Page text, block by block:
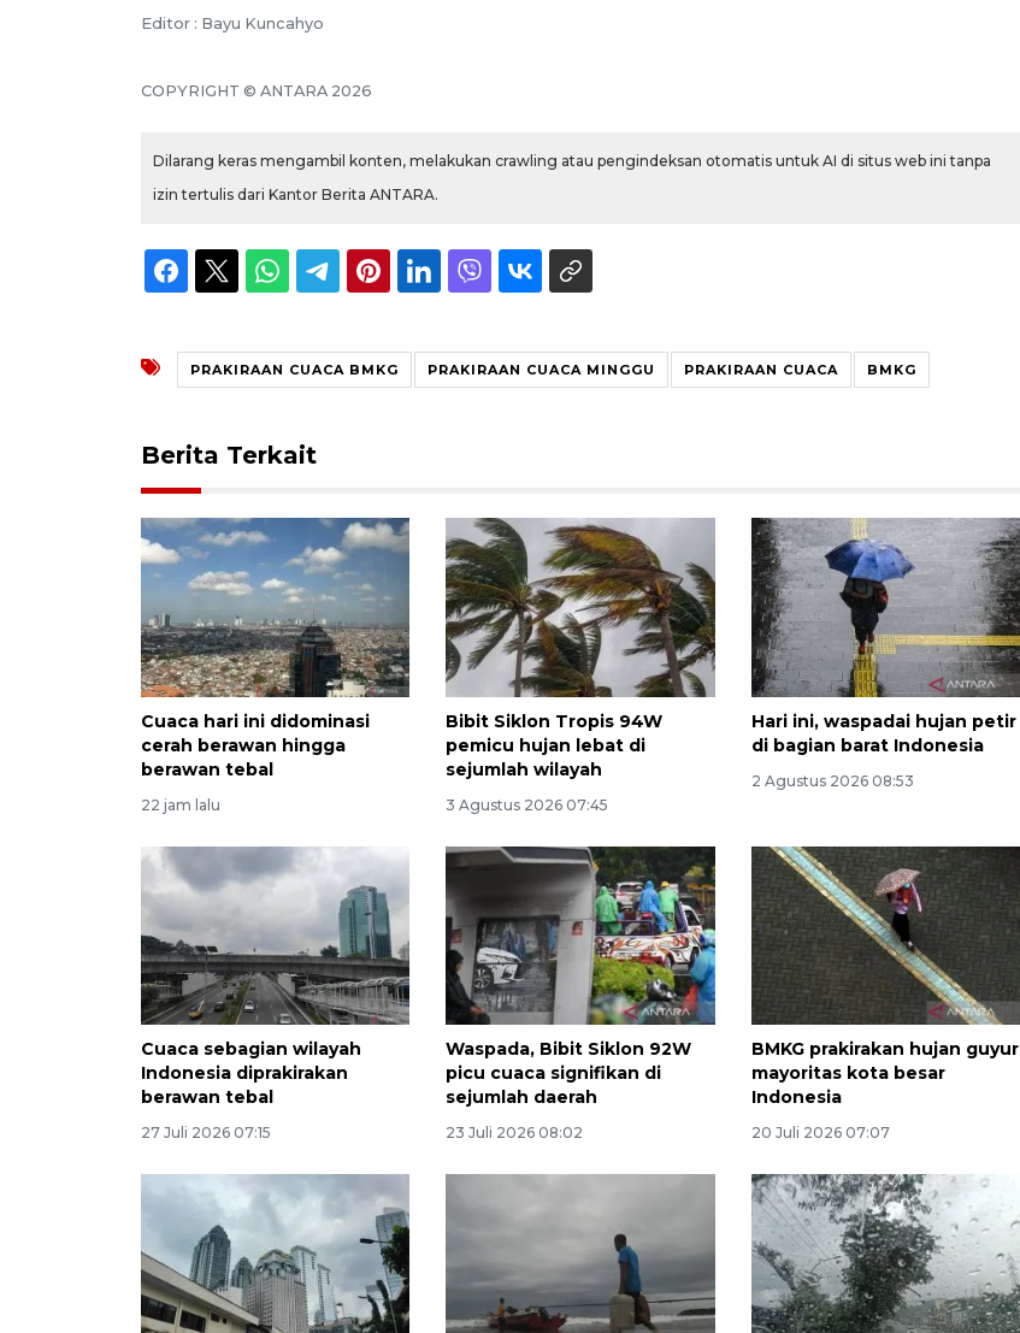
Editor : Bayu Kuncahyo
COPYRIGHT © ANTARA 2026
Dilarang keras mengambil konten, melakukan crawling atau pengindeksan otomatis untuk AI di situs web ini tanpa
izin tertulis dari Kantor Berita ANTARA.
PRAKIRAAN CUACA BMKG PRAKIRAAN CUACA MINGGU PRAKIRAAN CUACA BMKG
Berita Terkait
Cuaca hari ini didominasi
cerah berawan hingga
berawan tebal
22 jam lalu
Bibit Siklon Tropis 94W
pemicu hujan lebat di
sejumlah wilayah
3 Agustus 2026 07:45
Hari ini, waspadai hujan petir
di bagian barat Indonesia
2 Agustus 2026 08:53
Cuaca sebagian wilayah
Indonesia diprakirakan
berawan tebal
27 Juli 2026 07:15
Waspada, Bibit Siklon 92W
picu cuaca signifikan di
sejumlah daerah
23 Juli 2026 08:02
BMKG prakirakan hujan guyur
mayoritas kota besar
Indonesia
20 Juli 2026 07:07